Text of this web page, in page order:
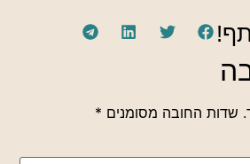
שדות החובה מסומנים *